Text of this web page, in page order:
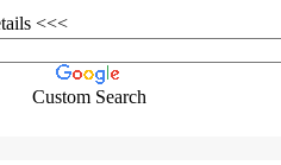
<<<
Custom Search